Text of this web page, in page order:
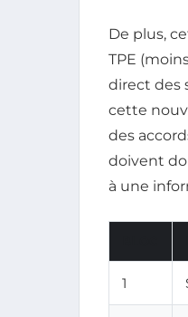
De plus,
TPE
direct des
cette
des
doivent
à une
1